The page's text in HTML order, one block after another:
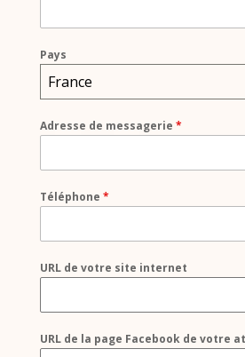
Pays
France
Adresse de messagerie *
Téléphone *
URL de votre site internet
URL de la page Facebook de votre